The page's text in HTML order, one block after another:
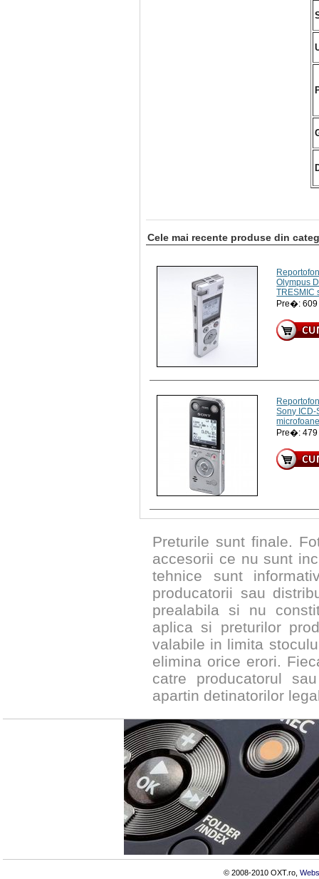
Cele mai recente produse din
Olympus
TRESMIC
Pre�: 609
Sony ICD-
Pre�: 479
Preturile sunt finale.
accesorii ce nu sunt
tehnice sunt
producatorii sau
prealabila si nu
aplica si preturilor
valabile in limita
elimina orice erori.
catre producatorul
apartin detinatorilor
© 2008-2010 OXT.ro,